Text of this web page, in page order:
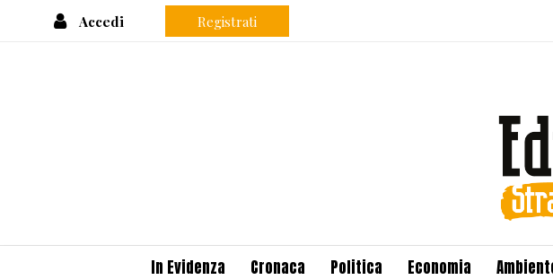
Accedi Registrati
In Evidenza Cronaca Politica Economia